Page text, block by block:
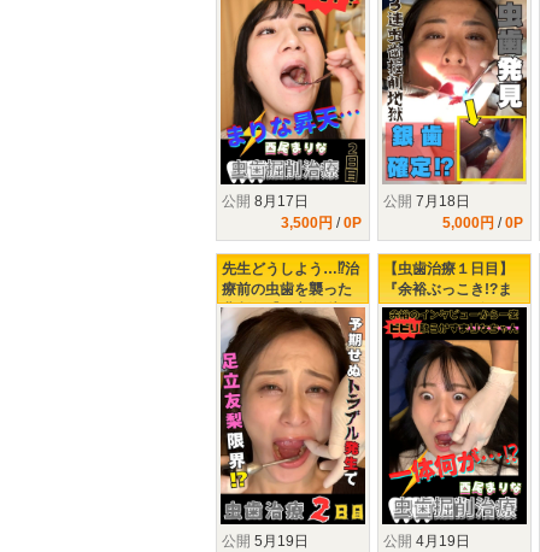
公開 8月17日
3,500円 /0P
KO寸前の楓さん‼
公開 7月18日
5,000円 /0P
先生どうしよう…⁉治
療前の虫歯を襲った
悲劇…【足立友梨の
虫歯治療2日目】
公開 5月19日
【虫歯治療１日目】
『余裕ぶっこき!?ま
りなちゃん♥３年ぶり
の歯医者で下される
タービンの制裁』
公開 4月19日